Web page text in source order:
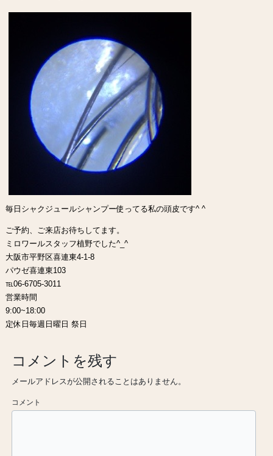
毎日シャクジュールシャンプー使ってる私の頭皮です^ ^
ご予約、ご来店お待ちしてます。
ミロワールスタッフ植野でした^_^
大阪市平野区喜連東4-1-8
パウゼ喜連東103
℡06-6705-3011
営業時間
9:00~18:00
定休日毎週日曜日 祭日
コメントを残す
メールアドレスが公開されることはありません。
コメント